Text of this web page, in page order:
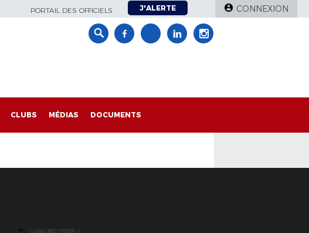
PORTAIL DES OFFICIELS J'ALERTE CONNEXION
CLUBS MÉDIAS DOCUMENTS